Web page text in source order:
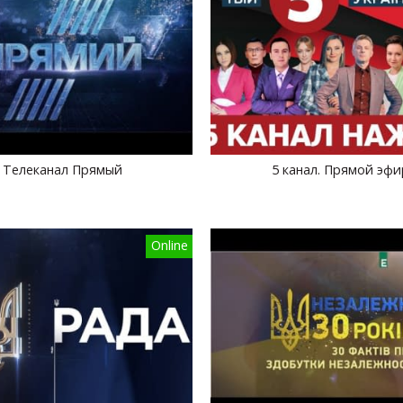
Телеканал Прямый 5 канал. Прямой
Online